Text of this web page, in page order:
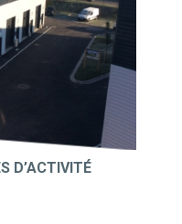
D’ACTIVITÉ